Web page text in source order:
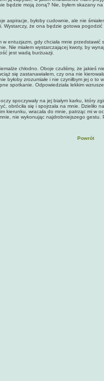
będzie moją żoną? Nie, byłem skazany
byłoby cudownie, ale nie
Wystarczy, że ona będzie gotowa pogodzić
gdy chciała mnie przedstawić
Nie miałem wystarczającej kwoty, by
jest wadą burżuazji.
chłodno. Oboje czuliśmy, że jakieś
się zastanawiałem, czy ona nie
byłoby zrozumiałe i nie czyniłbym jej o
spotkanie. Odpowiedziała lekkim
na jej białym karku, który
obróciła się i spojrzała na mnie. Dzieliło
kierunku, wracała do mnie, patrząc mi w
nie wykonując najdrobniejszego gestu.
Powrót